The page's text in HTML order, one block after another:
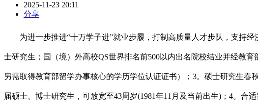
2025-11-23 20:11
分享
为进一步推进“十万学子进”就业步履，打制高质量人才步队，支持经
士研究生；国（境）外高校QS世界排名前500以内出名院校结业并经教
另需取得教育部留学办事核心的学历学位认证证书）；3。硕士研究生春
届硕士、博士研究生，可放宽至43周岁(1981年11月及当前出生)；4。